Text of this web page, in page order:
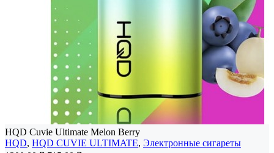
HQD Cuvie Ultimate Melon Berry
HQD, HQD CUVIE ULTIMATE, Электронные сигареты